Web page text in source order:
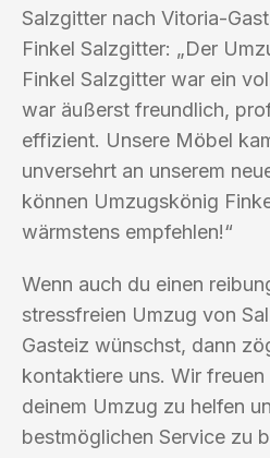
Salzgitter nach Vitoria-
Finkel Salzgitter: „Der
Finkel Salzgitter war ein
war äußerst freundlich,
effizient. Unsere Möbel
unversehrt an unserem
können Umzugskönig
wärmstens empfehlen!“
Wenn auch du einen
stressfreien Umzug von
Gasteiz wünschst, dann
kontaktiere uns. Wir
deinem Umzug zu helfen
bestmöglichen Service zu